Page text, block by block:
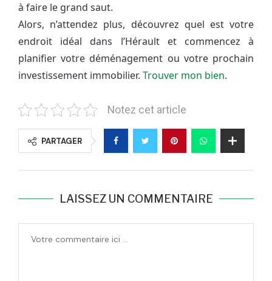
à faire le grand saut.
Alors, n’attendez plus, découvrez quel est votre
endroit idéal dans l’Hérault et commencez à
planifier votre déménagement ou votre prochain
investissement immobilier. Trouver mon bien.
Notez cet article
PARTAGER
LAISSEZ UN COMMENTAIRE